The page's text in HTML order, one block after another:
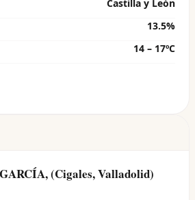
Castilla y León
13.5%
14 – 17ºC
(Cigales, Valladolid)